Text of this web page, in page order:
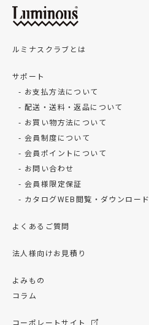
ルミナスクラブとは
サポート
お支払方法について
配送・送料・返品について
お買い物方法について
会員制度について
会員ポイントについて
お問い合わせ
会員様限定保証
カタログWEB閲覧・ダウンロード
よくあるご質問
法人様向けお見積り
よみもの
コラム
コーポレートサイト